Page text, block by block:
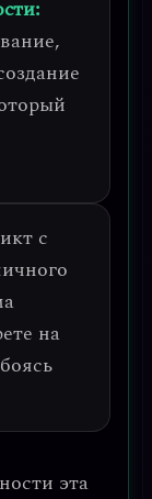
с
на
эта